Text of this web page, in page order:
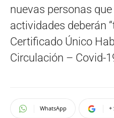
nuevas personas
actividades deberán
Certificado Único
Circulación – Covid-
WhatsApp +